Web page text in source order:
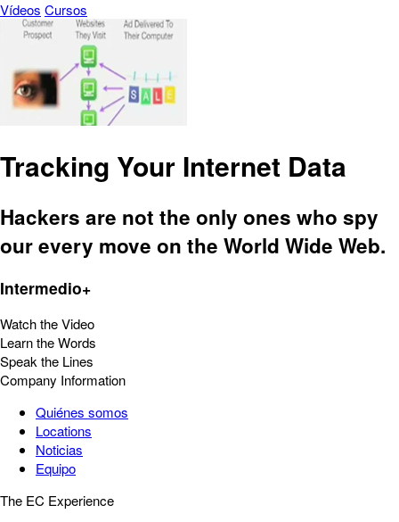
Vídeos Cursos
Tracking Your Internet Data
Hackers are not the only ones who spy
our every move on the World Wide Web.
Intermedio+
Watch the Video
Learn the Words
Speak the Lines
Company Information
Quiénes somos
Locations
Noticias
Equipo
The EC Experience